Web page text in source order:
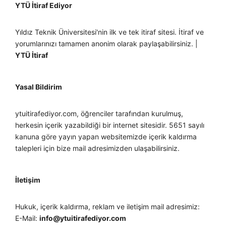
YTÜ İtiraf Ediyor
Yıldız Teknik Üniversitesi'nin ilk ve tek itiraf sitesi. İtiraf ve
yorumlarınızı tamamen anonim olarak paylaşabilirsiniz. |
YTÜ İtiraf
Yasal Bildirim
ytuitirafediyor.com, öğrenciler tarafından kurulmuş,
herkesin içerik yazabildiği bir internet sitesidir. 5651 sayılı
kanuna göre yayın yapan websitemizde içerik kaldırma
talepleri için bize mail adresimizden ulaşabilirsiniz.
İletişim
Hukuk, içerik kaldırma, reklam ve iletişim mail adresimiz:
E-Mail: info@ytuitirafediyor.com